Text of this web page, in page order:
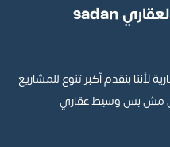
سدن انفستمنت للاستثمار العقاري sadan
لأننا بنقدم أكبر تنوع للمشاريع
مش بس وسيط عقاري